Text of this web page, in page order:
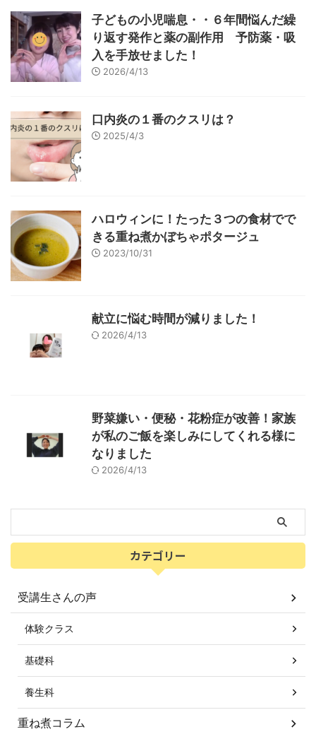
子どもの小児喘息・・６年間悩んだ繰
り返す発作と薬の副作用 予防薬・吸
入を手放せました！
2026/4/13
口内炎の１番のクスリは？
2025/4/3
ハロウィンに！たった３つの食材でで
きる重ね煮かぼちゃポタージュ
2023/10/31
献立に悩む時間が減りました！
2026/4/13
野菜嫌い・便秘・花粉症が改善！家族
が私のご飯を楽しみにしてくれる様に
なりました
2026/4/13
カテゴリー
受講生さんの声
体験クラス
基礎科
養生科
重ね煮コラム